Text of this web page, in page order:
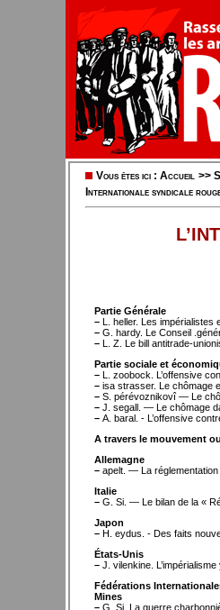
Vous êtes ici : Accueil >>
Internationale syndicale
Partie Générale
– L. heller. Les impérialistes
– G. hardy. Le Conseil
– L. Z. Le bill antitrade-
Partie sociale et
– L. zoobock. L’offensive
– isa strasser. Le chômage
– S. pérévoznikovî — Le
– J. segall. — Le chômage
– A. baral. - L’offensive
A travers le mouvement
Allemagne
– apelt. — La réglementation
Italie
– G. Si. — Le bilan de la «
Japon
– H. eydus. - Des faits
États-Unis
– J. vilenkine.
Fédérations
Mines
– G. Si. La guerre